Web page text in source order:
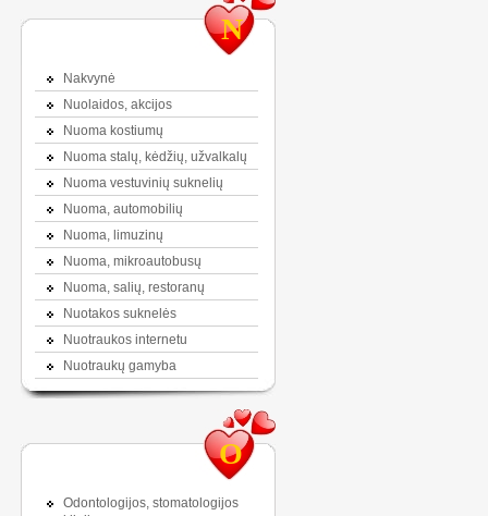
N
Nakvynė
Nuolaidos, akcijos
Nuoma kostiumų
Nuoma stalų, kėdžių, užvalkalų
Nuoma vestuvinių suknelių
Nuoma, automobilių
Nuoma, limuzinų
Nuoma, mikroautobusų
Nuoma, salių, restoranų
Nuotakos suknelės
Nuotraukos internetu
Nuotraukų gamyba
O
Odontologijos, stomatologijos